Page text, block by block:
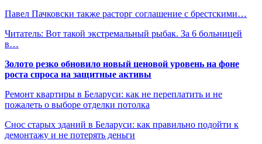
Павел Пачковски также расторг соглашение с брестскими…
Читатель: Вот такой экстремальный рыбак. За 6 больницей
в…
Золото резко обновило новый ценовой уровень на фоне
роста спроса на защитные активы
Ремонт квартиры в Беларуси: как не переплатить и не
пожалеть о выборе отделки потолка
Снос старых зданий в Беларуси: как правильно подойти к
демонтажу и не потерять деньги